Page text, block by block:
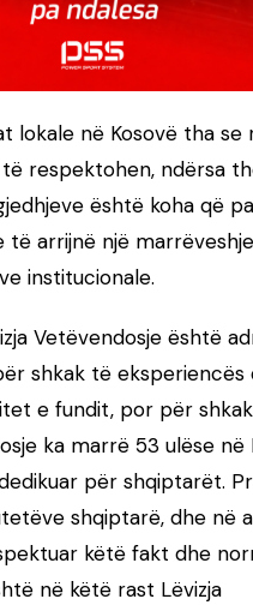
lokale në Kosovë tha
respektohen, ndërsa
është koha që
të arrijnë një
institucionale.
Vetëvendosje është
shkak të eksperiencës
e fundit, por për
ka marrë 53 ulëse në
për shqiptarët.
shqiptarë, dhe në
këtë fakt dhe
në këtë rast Lëvizja